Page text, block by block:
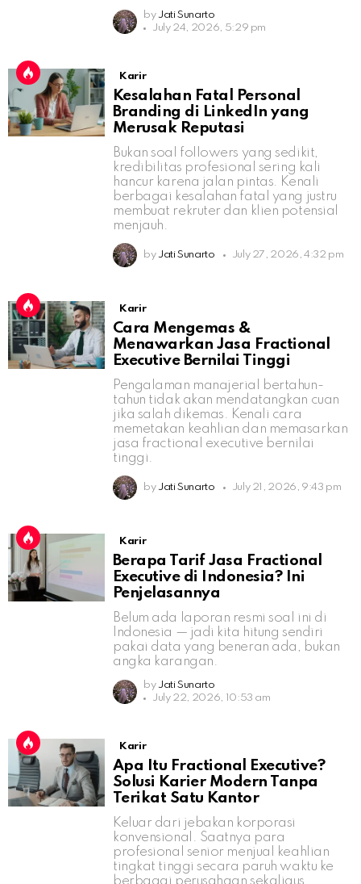
by Jati Sunarto
July 24, 2026, 5:29 pm
Karir
Kesalahan Fatal Personal
Branding di LinkedIn yang
Merusak Reputasi
Bukan soal followers yang sedikit,
kredibilitas profesional sering kali
hancur karena jalan pintas. Kenali
berbagai kesalahan fatal yang justru
membuat rekruter dan klien potensial
menjauh.
by Jati Sunarto July 27, 2026, 4:32 pm
Karir
Cara Mengemas &
Menawarkan Jasa Fractional
Executive Bernilai Tinggi
Pengalaman manajerial bertahun-
tahun tidak akan mendatangkan cuan
jika salah dikemas. Kenali cara
memetakan keahlian dan memasarkan
jasa fractional executive bernilai
tinggi.
by Jati Sunarto July 21, 2026, 9:43 pm
Karir
Berapa Tarif Jasa Fractional
Executive di Indonesia? Ini
Penjelasannya
Belum ada laporan resmi soal ini di
Indonesia — jadi kita hitung sendiri
pakai data yang beneran ada, bukan
angka karangan.
by Jati Sunarto
July 22, 2026, 10:53 am
Karir
Apa Itu Fractional Executive?
Solusi Karier Modern Tanpa
Terikat Satu Kantor
Keluar dari jebakan korporasi
konvensional. Saatnya para
profesional senior menjual keahlian
tingkat tinggi secara paruh waktu ke